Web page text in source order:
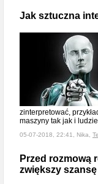
Jak sztuczna
zinterpretować,
maszyny tak jak i
05-07-2018, 22:41, Nika,
Przed rozmową
zwiększy